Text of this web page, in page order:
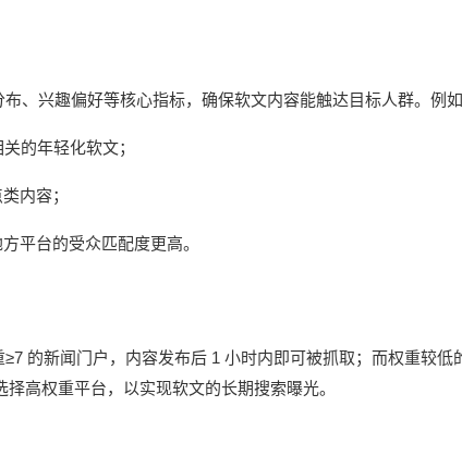
、兴趣偏好等核心指标，确保软文内容能触达目标人群。例如
的年轻化软文；
内容；
平台的受众匹配度更高。
≥7 的新闻门户，内容发布后 1 小时内即可被抓取；而权重较低
高权重平台，以实现软文的长期搜索曝光。